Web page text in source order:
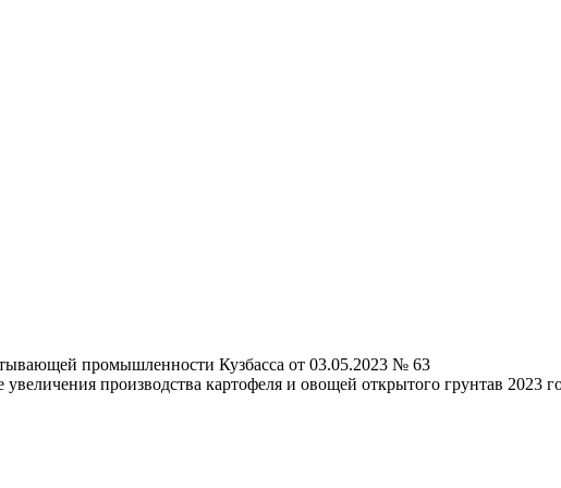
промышленности Кузбасса от 03.05.2023 № 63
производства картофеля и овощей открытого грунтав 2023